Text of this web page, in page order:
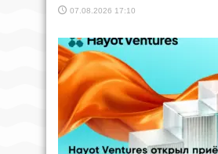
07.08.2026 17:10